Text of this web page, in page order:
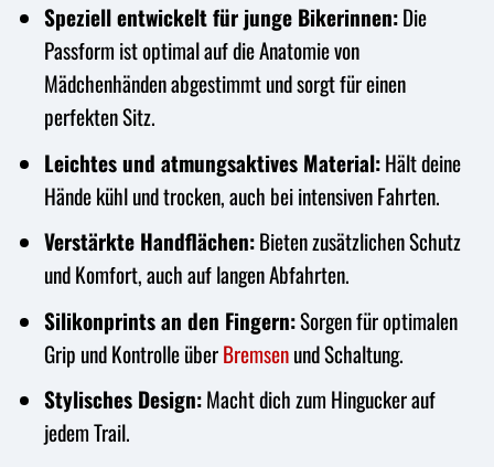
Speziell entwickelt für junge Bikerinnen:Die
Passform ist optimal auf die Anatomie von
Mädchenhänden abgestimmt und sorgt für einen
perfekten Sitz.
Leichtes und atmungsaktives Material:Hält deine
Hände kühl und trocken, auch bei intensiven Fahrten.
Verstärkte Handflächen:Bieten zusätzlichen Schutz
und Komfort, auch auf langen Abfahrten.
Silikonprints an den Fingern:Sorgen für optimalen
Grip und Kontrolle überBremsenund Schaltung.
Stylisches Design:Macht dich zum Hingucker auf
jedem Trail.